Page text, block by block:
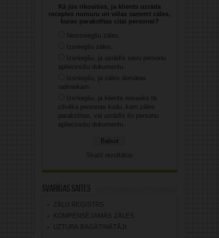
Kā jūs rīkosities, ja klients uzrāda
receptes numuru un vēlas saņemt zāles,
kuras parakstītas citai personai?
Neizsniegšu zāles.
Izsniegšu zāles.
Izsniegšu, ja uzrādīs savu personu
apliecinošu dokumentu.
Izsniegšu, ja zāles domātas
radiniekam.
Izsniegšu, ja klients nosauks tā
cilvēka personas kodu, kam zāles
parakstītas, vai uzrādīs šo personu
apliecinošu dokumentu.
Skatīt rezultātus
Svarīgas saites
ZĀĻU REĢISTRS
KOMPENSĒJAMĀS ZĀLES
UZTURA BAGĀTINĀTĀJI